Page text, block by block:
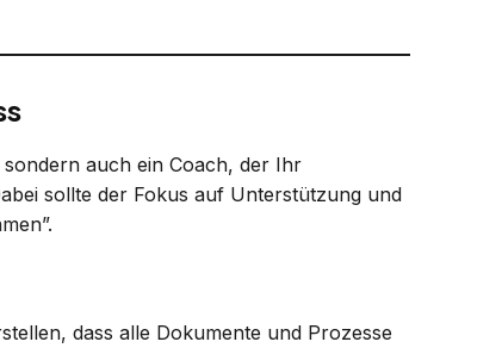
auch ein Coach, der Ihr
sollte der Fokus auf Unterstützung und
dass alle Dokumente und Prozesse